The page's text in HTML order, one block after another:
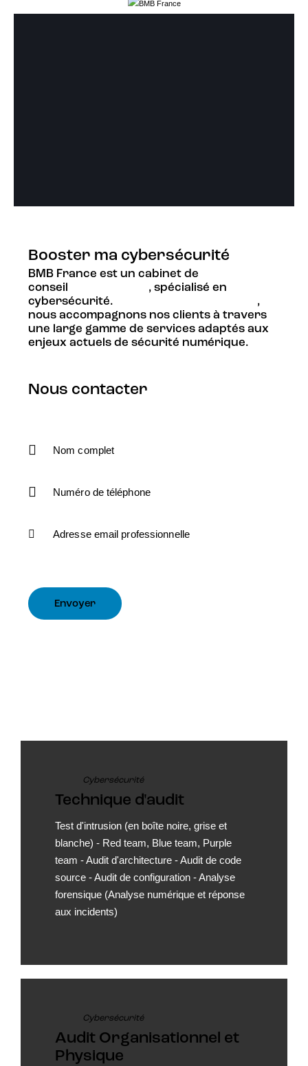
Booster ma cybersécurité
BMB France est un cabinet de
conseil
, spécialisé en
cybersécurité.
,
nous accompagnons nos clients à travers
une large gamme de services adaptés aux
enjeux actuels de sécurité numérique.
Nous contacter
Cybersécurité
Audit Organisationnel et
Physique
Cybersécurité
Technique d'audit
Test d'intrusion (en boîte noire, grise et
blanche) - Red team, Blue team, Purple
team - Audit d'architecture - Audit de code
source - Audit de configuration - Analyse
forensique (Analyse numérique et réponse
aux incidents)